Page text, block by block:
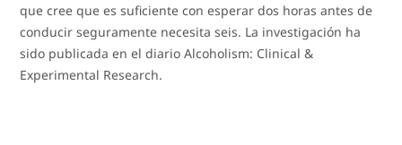
que cree que es suficiente con esperar dos horas antes de
conducir seguramente necesita seis. La investigación ha
sido publicada en el diario Alcoholism: Clinical &
Experimental Research.